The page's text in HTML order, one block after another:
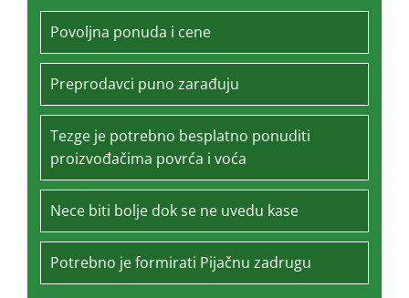
Povoljna ponuda i cene
Preprodavci puno zarađuju
Tezge je potrebno besplatno ponuditi
proizvođačima povrća i voća
Nece biti bolje dok se ne uvedu kase
Potrebno je formirati Pijačnu zadrugu